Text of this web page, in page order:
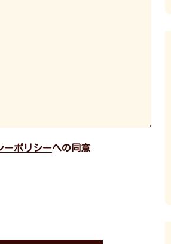
ーポリシーへの同意